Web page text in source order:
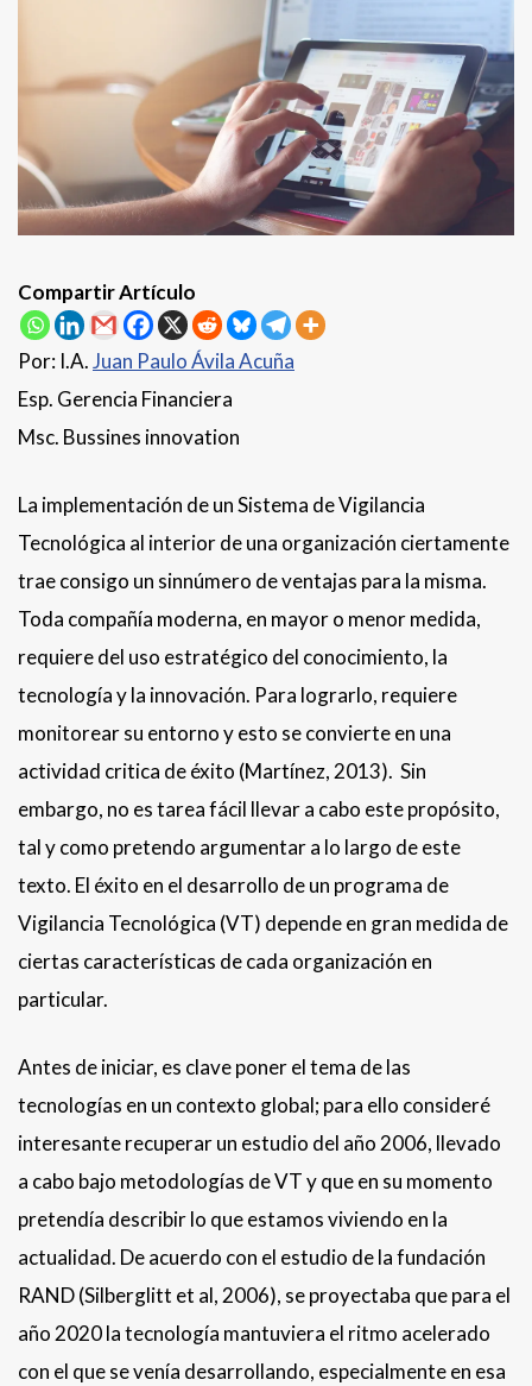
Compartir Artículo
Por: I.A.Juan Paulo Ávila Acuña
Esp. Gerencia Financiera
Msc. Bussines innovation
La implementación de un Sistema de Vigilancia
Tecnológica al interior de una organización ciertamente
trae consigo un sinnúmero de ventajas para la misma.
Toda compañía moderna, en mayor o menor medida,
requiere del uso estratégico del conocimiento, la
tecnología y la innovación. Para lograrlo, requiere
monitorear su entorno y esto se convierte en una
actividad critica de éxito (Martínez, 2013). Sin
embargo, no es tarea fácil llevar a cabo este propósito,
tal y como pretendo argumentar a lo largo de este
texto. El éxito en el desarrollo de un programa de
Vigilancia Tecnológica (VT) depende en gran medida de
ciertas características de cada organización en
particular.
Antes de iniciar, es clave poner el tema de las
tecnologías en un contexto global; para ello consideré
interesante recuperar un estudio del año 2006, llevado
a cabo bajo metodologías de VT y que en su momento
pretendía describir lo que estamos viviendo en la
actualidad. De acuerdo con el estudio de la fundación
RAND (Silberglitt et al, 2006), se proyectaba que para el
año 2020 la tecnología mantuviera el ritmo acelerado
con el que se venía desarrollando, especialmente en esa